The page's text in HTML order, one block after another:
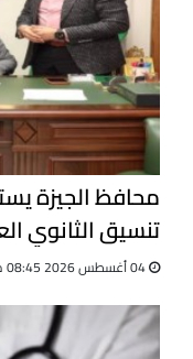
محافظ الجيزة
تنسيق الثانوي